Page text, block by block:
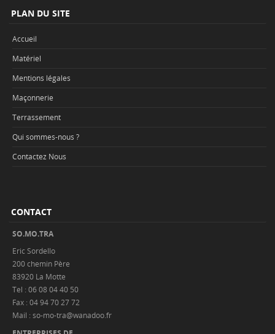
PLAN DU SITE
Accueil
Matériel
Mentions légales
Maçonnerie
Terrassement
Qui sommes-nous ?
Contactez Nous
CONTACT
SO.MO.TRA
Eric Sordello
200 chemin Père
83920 La Motte
Tel : 06 08 04 40 50
Fax : 04 94 70 27 72
Mail : so-mo-tra@wanadoo.fr